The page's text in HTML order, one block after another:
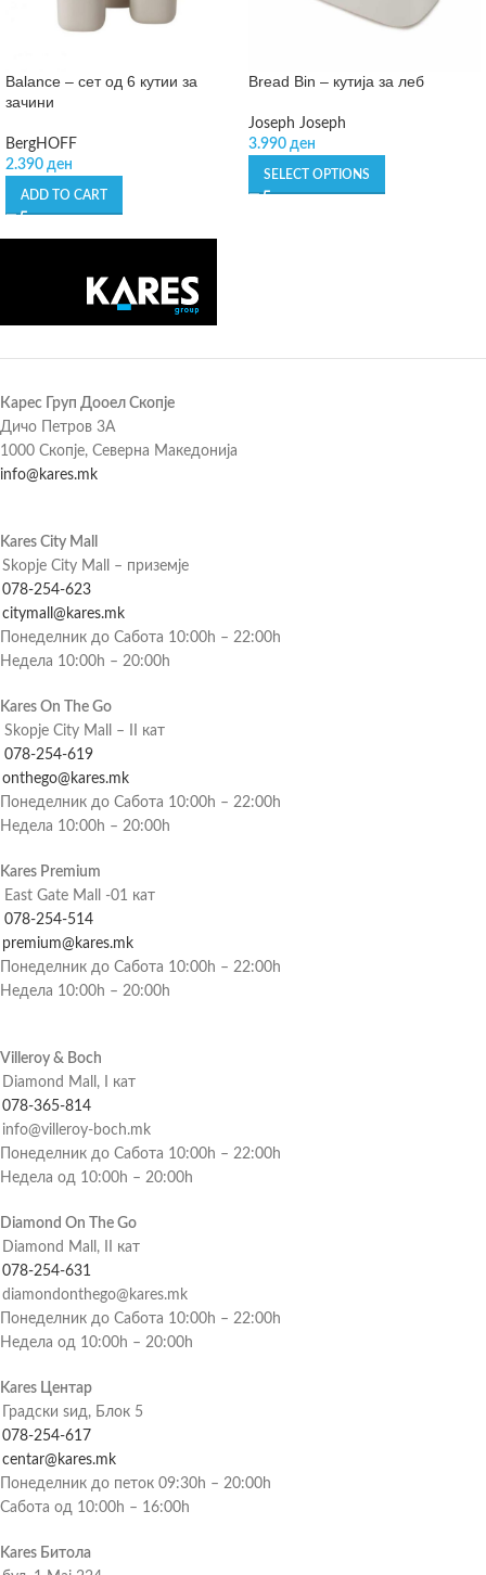
Balance – сет од 6 кутии за
зачини
BergHOFF
2.390 ден
ADD TO CART
Bread Bin – кутија за леб
Joseph Joseph
3.990 ден
SELECT OPTIONS
Карес Груп Дооел Скопје
Дичо Петров 3А
1000 Скопје, Северна Македонија
info@kares.mk
Kares City Mall
Skopje City Mall – приземје
078-254-623
citymall@kares.mk
Понеделник до Сабота 10:00h – 22:00h
Недела 10:00h – 20:00h
Kares On The Go
Skopje City Mall – II кат
078-254-619
onthego@kares.mk
Понеделник до Сабота 10:00h – 22:00h
Недела 10:00h – 20:00h
Kares Premium
East Gate Mall -01 кат
078-254-514
premium@kares.mk
Понеделник до Сабота 10:00h – 22:00h
Недела 10:00h – 20:00h
Villeroy & Boch
Diamond Mall, I кат
078-365-814
info@villeroy-boch.mk
Понеделник до Сабота 10:00h – 22:00h
Недела од 10:00h – 20:00h
Diamond On The Go
Diamond Mall, II кат
078-254-631
diamondonthego@kares.mk
Понеделник до Сабота 10:00h – 22:00h
Недела од 10:00h – 20:00h
Kares Центар
Градски ѕид, Блок 5
078-254-617
centar@kares.mk
Понеделник до петок 09:30h – 20:00h
Сабота од 10:00h – 16:00h
Kares Битола